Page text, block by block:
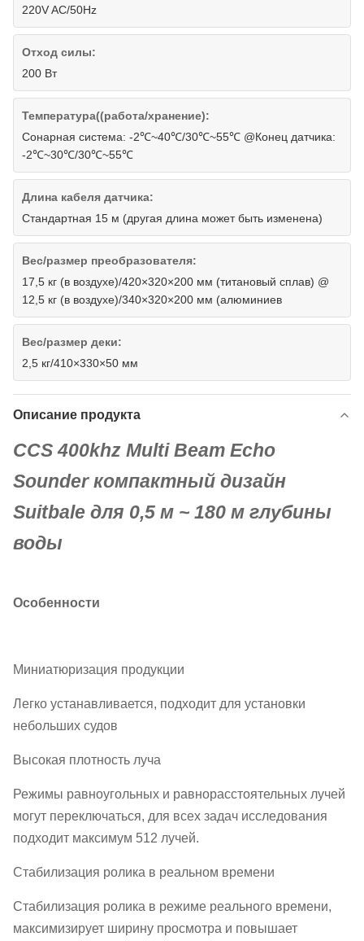
220V AC/50Hz
Отход силы:
200 Вт
Температура((работа/хранение):
Сонарная система: -2℃~40℃/30℃~55℃ @Конец датчика:
-2℃~30℃/30℃~55℃
Длина кабеля датчика:
Стандартная 15 м (другая длина может быть изменена)
Вес/размер преобразователя:
17,5 кг (в воздухе)/420×320×200 мм (титановый сплав) @
12,5 кг (в воздухе)/340×320×200 мм (алюминиев
Вес/размер деки:
2,5 кг/410×330×50 мм
Описание продукта
CCS 400khz Multi Beam Echo
Sounder компактный дизайн
Suitbale для 0,5 м ~ 180 м глубины
воды
Особенности
Миниатюризация продукции
Легко устанавливается, подходит для установки
небольших судов
Высокая плотность луча
Режимы равноугольных и равнорасстоятельных лучей
могут переключаться, для всех задач исследования
подходит максимум 512 лучей.
Стабилизация ролика в реальном времени
Стабилизация ролика в режиме реального времени,
максимизирует ширину просмотра и повышает